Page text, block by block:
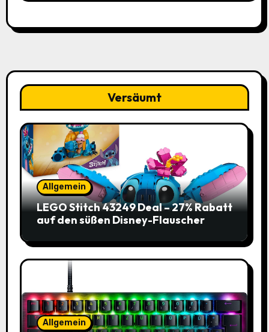
Versäumt
Allgemein
LEGO Stitch 43249 Deal – 27% Rabatt
auf den süßen Disney-Flauscher
Allgemein